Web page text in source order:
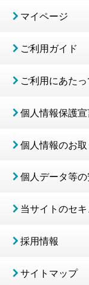
マイページ
ご利用ガイド
ご利用にあたっ
個人情報保護宣
個人情報のお
個人データ等
当サイトのセ
採用情報
サイトマップ